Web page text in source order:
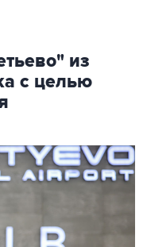
из
с целью